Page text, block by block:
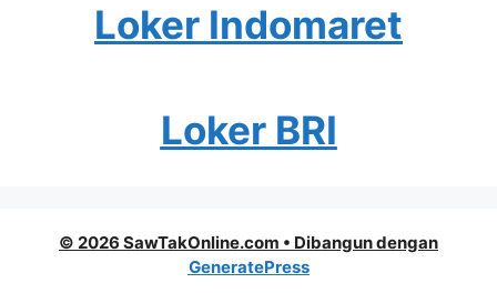
Loker Indomaret
Loker BRI
© 2026 SawTakOnline.com • Dibangun dengan
GeneratePress